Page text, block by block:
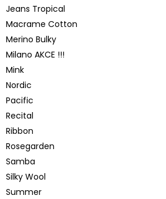
Jeans Tropical
Macrame Cotton
Merino Bulky
Milano AKCE !!!
Mink
Nordic
Pacific
Recital
Ribbon
Rosegarden
Samba
Silky Wool
Summer